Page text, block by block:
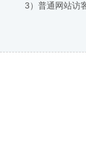
3）普通网站访